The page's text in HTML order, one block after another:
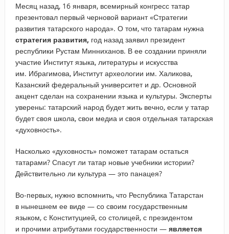
Месяц назад, 16 января, всемирный конгресс татар
презентовал первый черновой вариант «Стратегии
развития татарского народа». О том, что татарам нужна
стратегия развития, год назад заявил президент
республики Рустам Минниханов. В ее создании приняли
участие Институт языка, литературы и искусства
им. Ибрагимова, Институт археологии им. Халикова,
Казанский федеральный университет и др. Основной
акцент сделан на сохранении языка и культуры. Эксперты
уверены: татарский народ будет жить вечно, если у татар
будет своя школа, свои медиа и своя отдельная татарская
«духовность».
Насколько «духовность» поможет татарам остаться
татарами? Спасут ли татар новые учебники истории?
Действительно ли культура — это панацея?
Во-первых, нужно вспомнить, что Республика Татарстан
в нынешнем ее виде — со своим государственным
языком, с Конституцией, со столицей, с президентом
и прочими атрибутами государственности — является